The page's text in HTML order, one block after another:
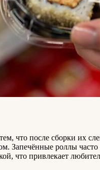
что после сборки их
Запечённые роллы
что привлекает